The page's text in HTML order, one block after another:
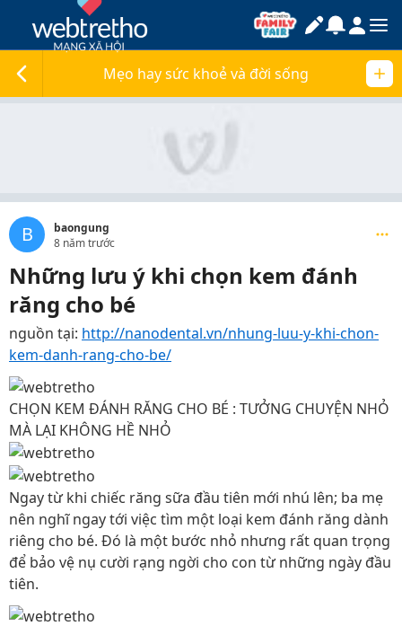
Mẹo hay sức khoẻ và đời sống
B
baongung
8 năm trước
Những lưu ý khi chọn kem đánh
răng cho bé
nguồn tại: http://nanodental.vn/nhung-luu-y-khi-chon-
kem-danh-rang-cho-be/
CHỌN KEM ĐÁNH RĂNG CHO BÉ : TƯỞNG CHUYỆN NHỎ
MÀ LẠI KHÔNG HỀ NHỎ
Ngay từ khi chiếc răng sữa đầu tiên mới nhú lên; ba mẹ
nên nghĩ ngay tới việc tìm một loại kem đánh răng dành
riêng cho bé. Đó là một bước nhỏ nhưng rất quan trọng
để bảo vệ nụ cười rạng ngời cho con từ những ngày đầu
tiên.